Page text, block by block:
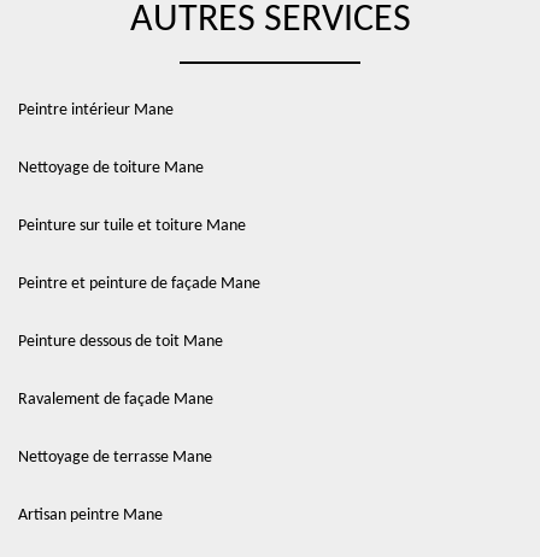
AUTRES SERVICES
Peintre intérieur Mane
Nettoyage de toiture Mane
Peinture sur tuile et toiture Mane
Peintre et peinture de façade Mane
Peinture dessous de toit Mane
Ravalement de façade Mane
Nettoyage de terrasse Mane
Artisan peintre Mane